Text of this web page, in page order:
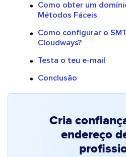
Como obter um
Métodos Fáceis
Como configurar o
Cloudways?
Testa o teu e-mail
Conclusão
Cria
endereço